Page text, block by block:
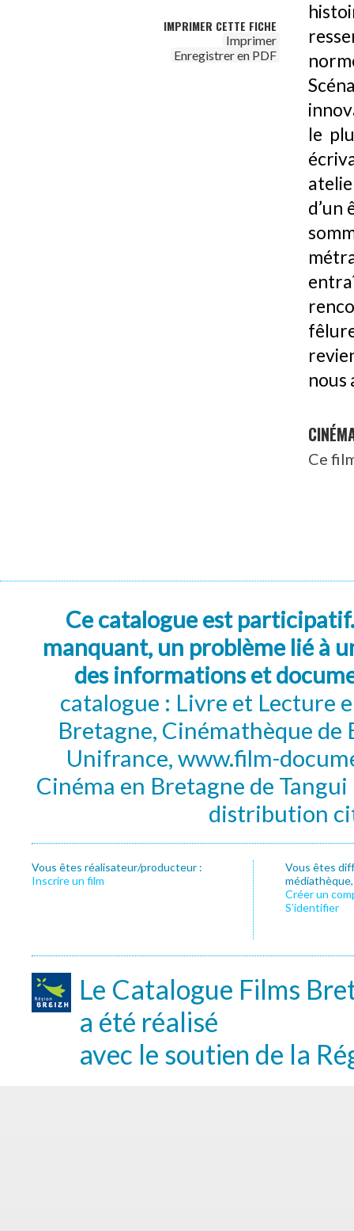
IMPRIMER CETTE FICHE
Imprimer
Enregistrer en PDF
le
d’un
nous
Ce
Ce catalogue est
manquant, un problème lié à
des informations et
catalogue : Livre et Lecture
Bretagne, Cinémathèque de
Unifrance, www.film-
Cinéma en Bretagne de
distribution
Vous êtes réalisateur/producteur :
Inscrire un film
Vous êtes
Créer un
S’identifier
Le Catalogue Films
a été réalisé
avec le soutien de la